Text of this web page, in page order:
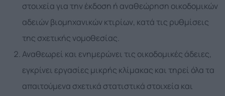
στοιχεία για την έκδοση ή αναθεώρηση οικοδομικών
αδειών βιομηχανικών κτιρίων, κατά τις ρυθμίσεις
της σχετικής νομοθεσίας.
Αναθεωρεί και ενημερώνει τις οικοδομικές άδειες,
εγκρίνει εργασίες μικρής κλίμακας και τηρεί όλα τα
απαιτούμενα σχετικά στατιστικά στοιχεία και